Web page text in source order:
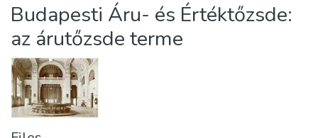
Statistics
About us
Budapesti Áru- és Értéktőzsde:
az árutőzsde terme